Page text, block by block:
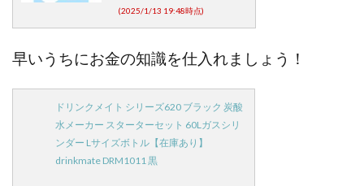
(2025/1/13 19:48時点)
早いうちにお金の知識を仕入れましょう！
ドリンクメイト シリーズ620 ブラック 炭酸
水メーカー スターターセット 60Lガスシリ
ンダー Lサイズボトル【在庫あり】
drinkmate DRM1011 黒